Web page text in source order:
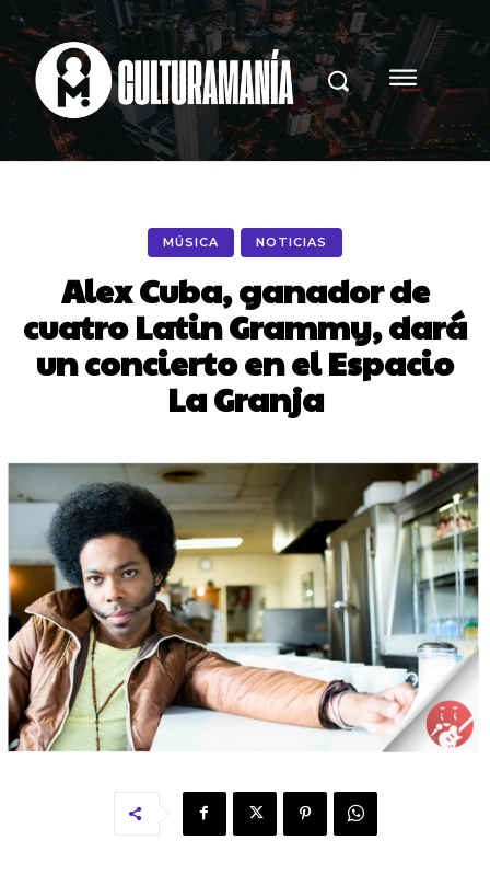
MÚSICA NOTICIAS
Alex Cuba, ganador de
cuatro Latin Grammy, dará
un concierto en el Espacio
La Granja